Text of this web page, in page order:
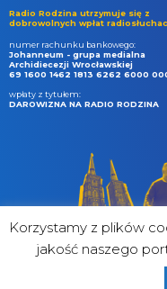
Radio Rodzina utrzymuje się z
dobrowolnych wpłat
numer rachunku bankowego:
Johanneum - grupa medialna
Archidiecezji Wrocławskiej
69 1600 1462 1813 6262 6000
wpłaty z tytułem:
DAROWIZNA NA RADIO RODZINA
Korzystamy z plików
jakość naszego